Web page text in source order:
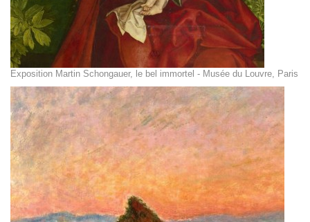
Exposition Martin Schongauer, le bel immortel - Musée du Louvre, Paris